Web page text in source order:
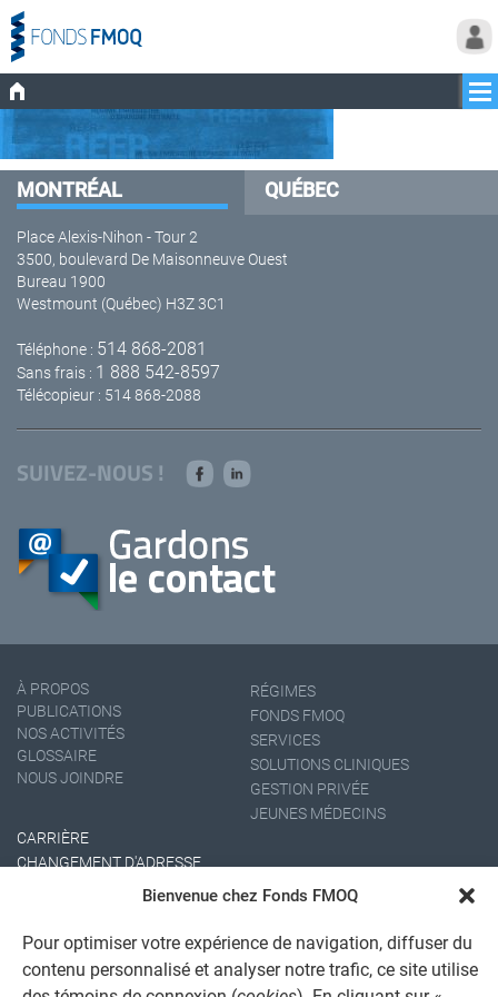
Bienvenue chez Fonds FMOQ
Pour optimiser votre expérience de navigation, diffuser du
contenu personnalisé et analyser notre trafic, ce site utilise
MONTRÉAL QUÉBEC
Place Alexis-Nihon - Tour 2
3500, boulevard De Maisonneuve Ouest
Bureau 1900
Westmount (Québec) H3Z 3C1
Téléphone : 514 868-2081
Sans frais : 1 888 542-8597
Télécopieur : 514 868-2088
SUIVEZ-NOUS !
À PROPOS
PUBLICATIONS
NOS ACTIVITÉS
GLOSSAIRE
NOUS JOINDRE
RÉGIMES
FONDS FMOQ
SERVICES
SOLUTIONS CLINIQUES
GESTION PRIVÉE
JEUNES MÉDECINS
CARRIÈRE
CHANGEMENT D'ADRESSE